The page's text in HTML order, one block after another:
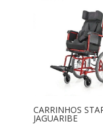
CARRINHOS
JAGUARIBE